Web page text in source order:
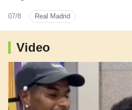
07/8 Real Madrid
Madrid.
Video